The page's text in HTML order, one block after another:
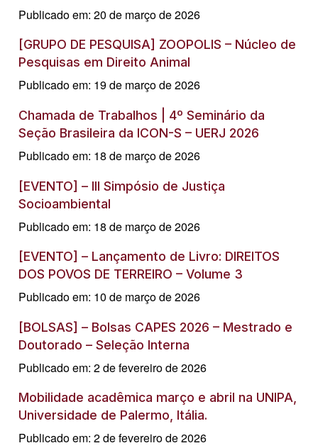
Publicado em: 20 de março de 2026
[GRUPO DE PESQUISA] ZOOPOLIS – Núcleo de
Pesquisas em Direito Animal
Publicado em: 19 de março de 2026
Chamada de Trabalhos | 4º Seminário da
Seção Brasileira da ICON-S – UERJ 2026
Publicado em: 18 de março de 2026
[EVENTO] – III Simpósio de Justiça
Socioambiental
Publicado em: 18 de março de 2026
[EVENTO] – Lançamento de Livro: DIREITOS
DOS POVOS DE TERREIRO – Volume 3
Publicado em: 10 de março de 2026
[BOLSAS] – Bolsas CAPES 2026 – Mestrado e
Doutorado – Seleção Interna
Publicado em: 2 de fevereiro de 2026
Mobilidade acadêmica março e abril na UNIPA,
Universidade de Palermo, Itália.
Publicado em: 2 de fevereiro de 2026